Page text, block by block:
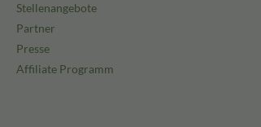
Stellenangebote
Partner
Presse
Affiliate Programm